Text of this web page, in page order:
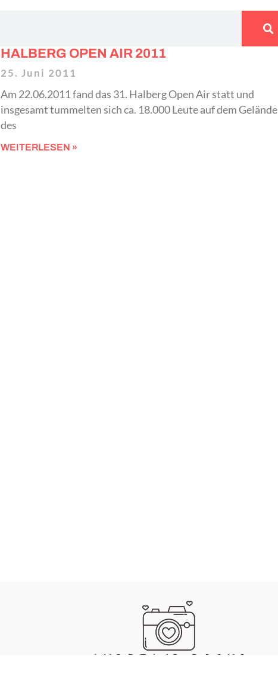
HALBERG OPEN AIR 2011
25. Juni 2011
Am 22.06.2011 fand das 31. Halberg Open Air statt und
insgesamt tummelten sich ca. 18.000 Leute auf dem Gelände
des
WEITERLESEN »